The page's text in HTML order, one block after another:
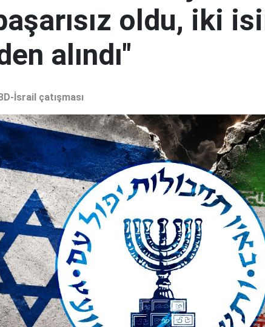
oldu, iki
alındı"
İsrail çatışması